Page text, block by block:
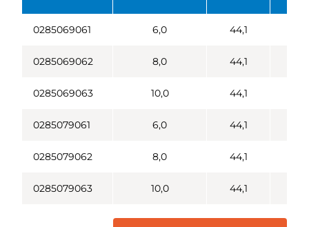
0285069061 6,0 44,1
0285069062 8,0 44,1
0285069063 10,0 44,1
0285079061 6,0 44,1
0285079062 8,0 44,1
0285079063 10,0 44,1